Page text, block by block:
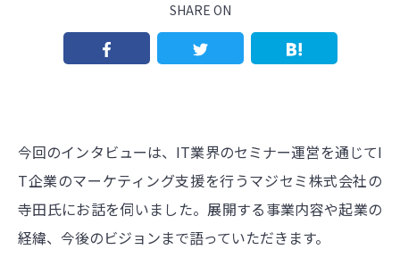
SHARE ON
今回のインタビューは、IT業界のセミナー運営を通じてI
T企業のマーケティング支援を行うマジセミ株式会社の
寺田氏にお話を伺いました。展開する事業内容や起業の
経緯、今後のビジョンまで語っていただきます。